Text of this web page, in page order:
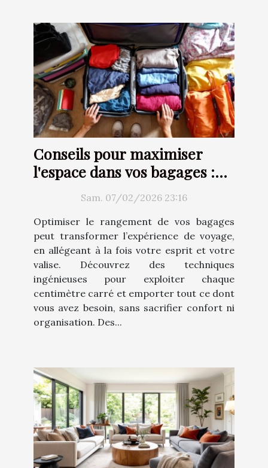
Conseils pour maximiser
l'espace dans vos bagages :
Techniques et astuces
Sam. 07/02/2026 23:16
Optimiser le rangement de vos bagages
peut transformer l’expérience de voyage,
en allégeant à la fois votre esprit et votre
valise. Découvrez des techniques
ingénieuses pour exploiter chaque
centimètre carré et emporter tout ce dont
vous avez besoin, sans sacrifier confort ni
organisation. Des...